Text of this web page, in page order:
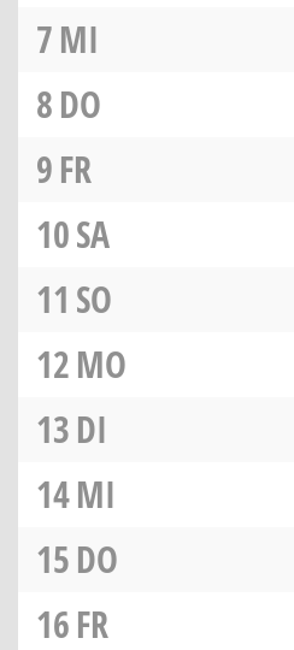
7MI
8DO
9FR
10SA
11 SO
12MO
13DI
14MI
15DO
16FR